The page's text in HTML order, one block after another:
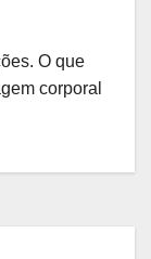
O que
corporal